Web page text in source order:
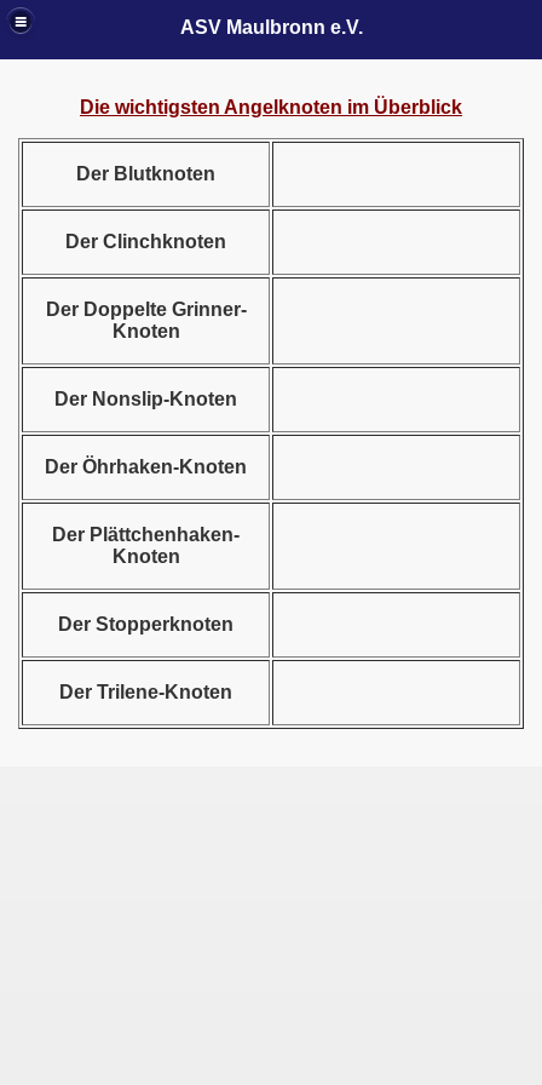
ASV Maulbronn e.V.
Die wichtigsten Angelknoten im Überblick
Der Blutknoten
Der Clinchknoten
Der Doppelte Grinner-
Knoten
Der Nonslip-Knoten
Der Öhrhaken-Knoten
Der Plättchenhaken-
Knoten
Der Stopperknoten
Der Trilene-Knoten